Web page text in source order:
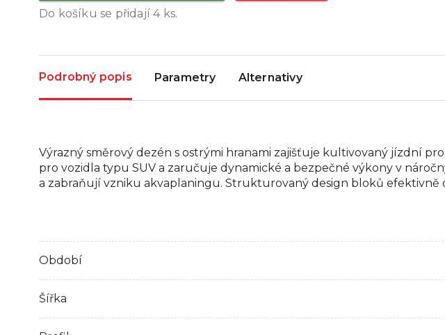
Do košíku se přidají4ks.
Podrobný popis Parametry Alternativy
Výrazný směrový dezén s ostrými hranami zajišťuje kultivovaný jízdní
pro vozidla typu SUV a zaručuje dynamické a bezpečné výkony v
a zabraňují vzniku akvaplaningu. Strukturovaný design bloků efektivně
Období
Šířka